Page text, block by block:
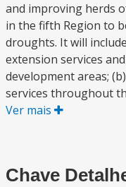
and improving herds
in the fifth Region to
droughts. It will
extension services
development areas;
services throughout
Ver mais
Chave